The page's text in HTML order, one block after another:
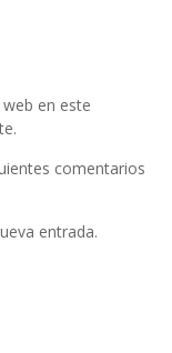
en este
comentarios
entrada.